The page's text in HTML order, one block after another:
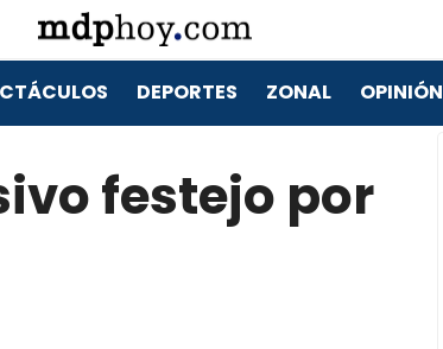
DEPORTES ZONAL OPINIÓN
festejo por